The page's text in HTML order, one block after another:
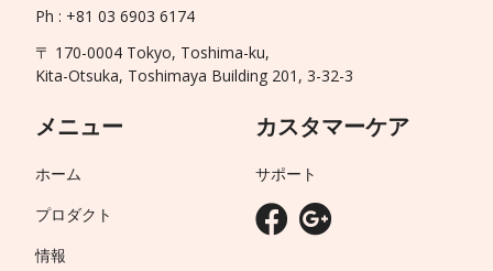
Ph : +81 03 6903 6174
〒 170-0004 Tokyo, Toshima-ku,
Kita-Otsuka, Toshimaya Building 201, 3-32-3
メニュー
ホーム
プロダクト
情報
カスタマーケア
サポート